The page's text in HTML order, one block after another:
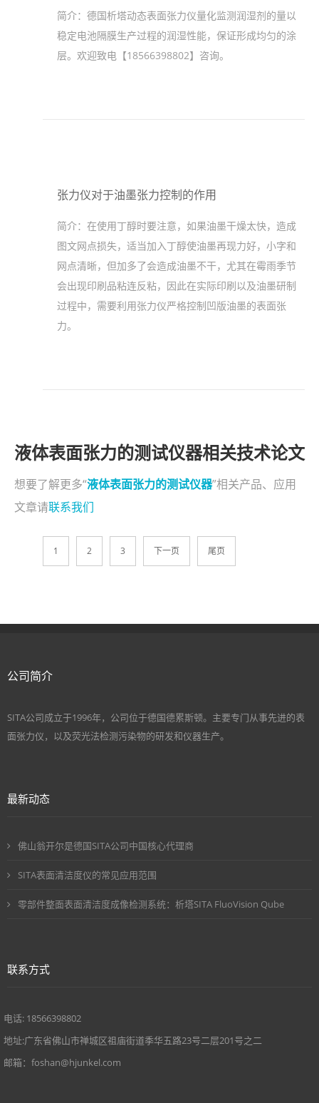
简介： 德国析塔动态表面张力仪量化监测润湿剂的量以
稳定电池隔膜生产过程的润湿性能，保证形成均匀的涂
层。欢迎致电【18566398802】咨询。
张力仪对于油墨张力控制的作用
简介： 在使用丁醇时要注意，如果油墨干燥太快，造成
图文网点损失，适当加入丁醇使油墨再现力好，小字和
网点清晰，但加多了会造成油墨不干，尤其在霉雨季节
会出现印刷品粘连反粘，因此在实际印刷以及油墨研制
过程中，需要利用张力仪严格控制凹版油墨的表面张
力。
液体表面张力的测试仪器相关技术论文
想要了解更多“液体表面张力的测试仪器”相关产品、应用
文章请联系我们
1 2 3 下一页 尾页
公司简介
SITA公司成立于1996年，公司位于德国德累斯顿。主要专门从事先进的表
面张力仪，以及荧光法检测污染物的研发和仪器生产。
最新动态
佛山翁开尔是德国SITA公司中国核心代理商
SITA表面清洁度仪的常见应用范围
零部件整面表面清洁度成像检测系统：析塔SITA FluoVision Qube
联系方式
电话: 18566398802
地址:广东省佛山市禅城区祖庙街道季华五路23号二层201号之二
邮箱：foshan@hjunkel.com